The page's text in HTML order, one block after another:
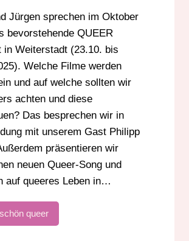
Jürgen sprechen im Oktober
bevorstehende QUEER
in Weiterstadt (23.10. bis
Welche Filme werden
und auf welche sollten wir
achten und diese
Das besprechen wir in
mit unserem Gast Philipp
präsentieren wir
neuen Queer-Song und
auf queeres Leben in…
queer